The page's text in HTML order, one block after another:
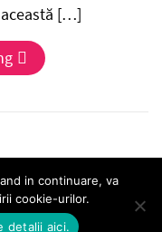
această […]
in continuare, va
cookie-urilor.
detalii aici.